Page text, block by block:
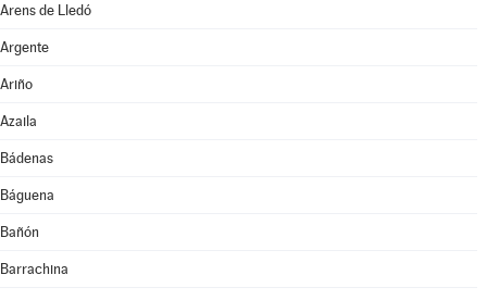
Arens de Lledó
Argente
Ariño
Azaila
Bádenas
Báguena
Bañón
Barrachina